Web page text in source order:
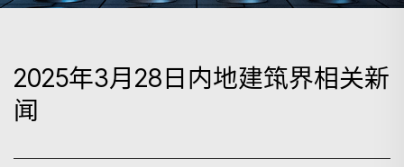
2025年3月28日内地建筑界相关新
闻